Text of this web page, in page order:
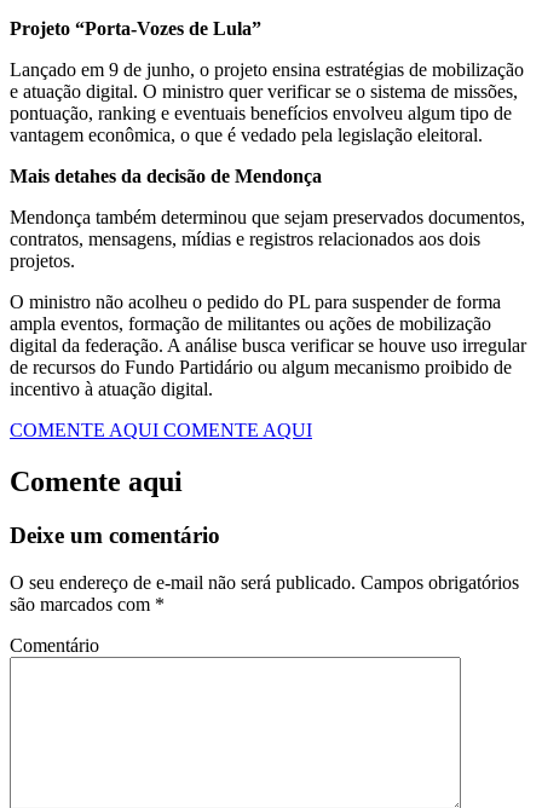
Projeto “Porta-Vozes de Lula”
Lançado em 9 de junho, o projeto ensina estratégias de mobilização
e atuação digital. O ministro quer verificar se o sistema de missões,
pontuação, ranking e eventuais benefícios envolveu algum tipo de
vantagem econômica, o que é vedado pela legislação eleitoral.
Mais detahes da decisão de Mendonça
Mendonça também determinou que sejam preservados documentos,
contratos, mensagens, mídias e registros relacionados aos dois
projetos.
O ministro não acolheu o pedido do PL para suspender de forma
ampla eventos, formação de militantes ou ações de mobilização
digital da federação. A análise busca verificar se houve uso irregular
de recursos do Fundo Partidário ou algum mecanismo proibido de
incentivo à atuação digital.
COMENTE AQUI COMENTE AQUI
Comente aqui
Deixe um comentário
O seu endereço de e-mail não será publicado. Campos obrigatórios
são marcados com *
Comentário